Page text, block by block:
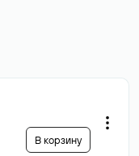
В корзину